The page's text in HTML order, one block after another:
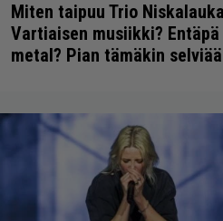
Miten taipuu Trio
Vartiaisen musiikki?
metal? Pian tämäkin selviää